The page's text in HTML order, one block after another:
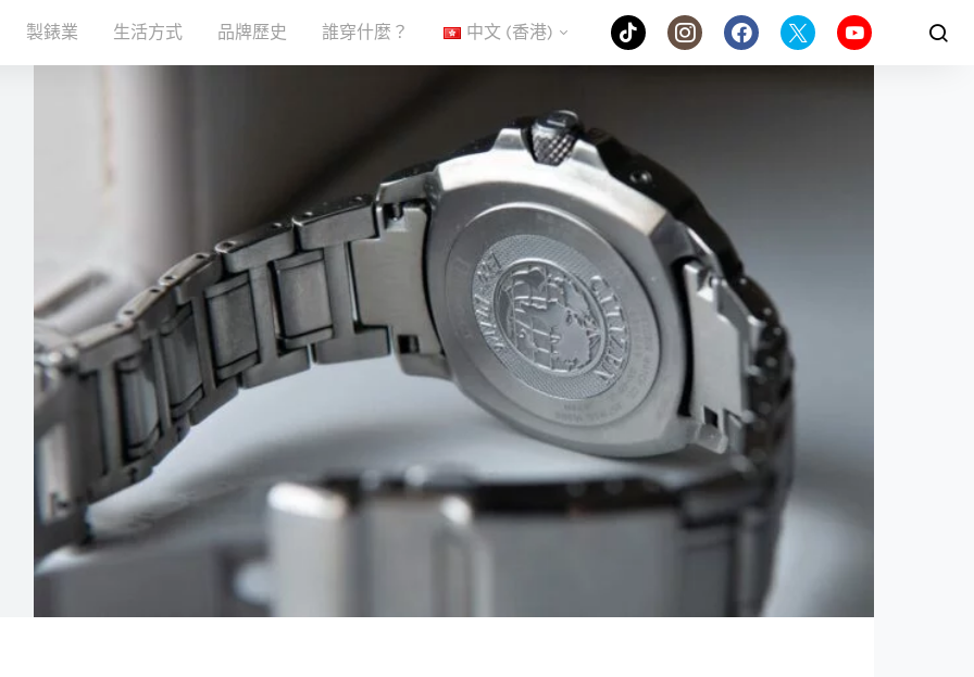
製錶業 生活方式 品牌歷史 誰穿什麼？ 中文 (香港)